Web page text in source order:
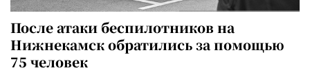
После атаки беспилотников на
Нижнекамск обратились за помощью
75 человек